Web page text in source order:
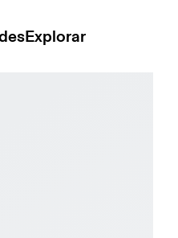
Explorar